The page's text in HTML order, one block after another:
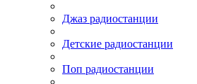
Джаз радиостанции
Детские радиостанции
Поп радиостанции